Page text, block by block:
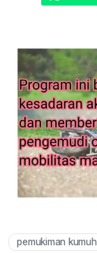
pemukiman kumuh